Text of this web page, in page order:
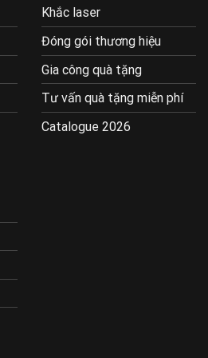
Khắc laser
Đóng gói thương hiệu
Gia công quà tặng
Tư vấn quà tặng miễn phí
Catalogue 2026